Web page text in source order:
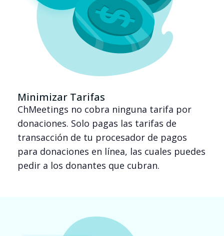
Minimizar Tarifas
ChMeetings no cobra ninguna tarifa por
donaciones. Solo pagas las tarifas de
transacción de tu procesador de pagos
para donaciones en línea, las cuales puedes
pedir a los donantes que cubran.